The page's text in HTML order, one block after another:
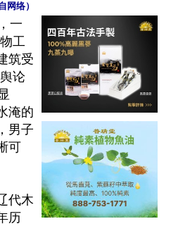
网络）
一
工
筑受
论
淹的
男子
可
代木
历